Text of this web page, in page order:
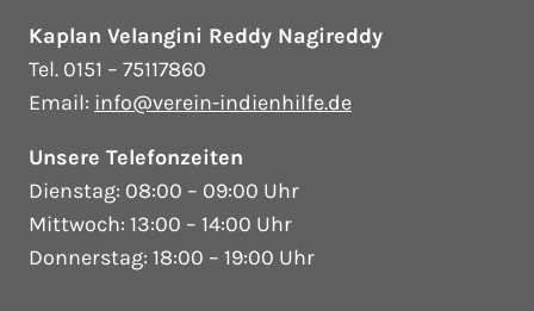
Kaplan Velangini Reddy Nagireddy
Tel. 0151 – 75117860
Email: info@verein-indienhilfe.de
Unsere Telefonzeiten
Dienstag: 08:00 – 09:00 Uhr
Mittwoch: 13:00 – 14:00 Uhr
Donnerstag: 18:00 – 19:00 Uhr